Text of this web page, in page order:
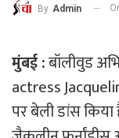
By Admin
मुंबई :बॉलीवुड
actress
पर बेली डांस